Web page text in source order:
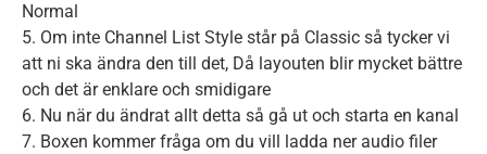
Normal
5. Om inte Channel List Style står på Classic så tycker vi
att ni ska ändra den till det, Då layouten blir mycket bättre
och det är enklare och smidigare
6. Nu när du ändrat allt detta så gå ut och starta en kanal
7. Boxen kommer fråga om du vill ladda ner audio filer